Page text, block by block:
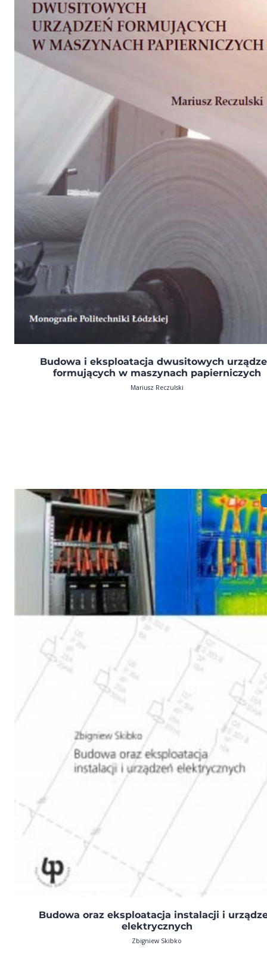
Budowa i eksploatacja dwusitowych
formujących w maszynach papierniczych
Mariusz Reczulski
Budowa oraz eksploatacja instalacji i
elektrycznych
Zbigniew Skibko